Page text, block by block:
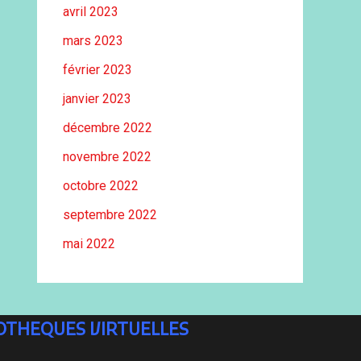
avril 2023
mars 2023
février 2023
janvier 2023
décembre 2022
novembre 2022
octobre 2022
septembre 2022
mai 2022
VIRTUELLES